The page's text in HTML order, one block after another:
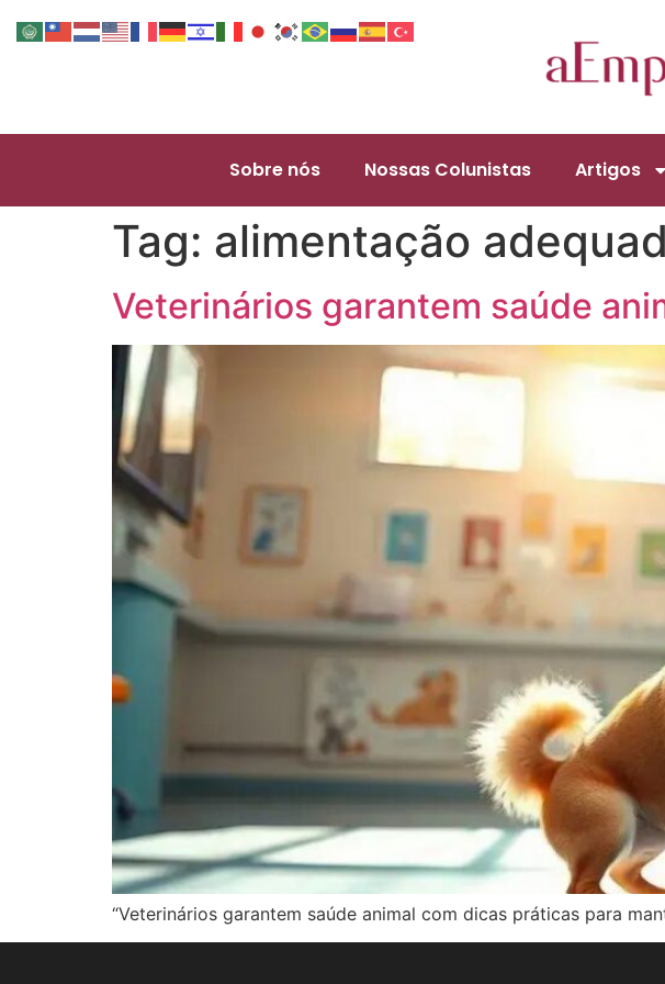
Sobre nós Nossas Colunistas Artigos
Tag: alimentação
Veterinários garantem saúde
“Veterinários garantem saúde animal com dicas práticas para